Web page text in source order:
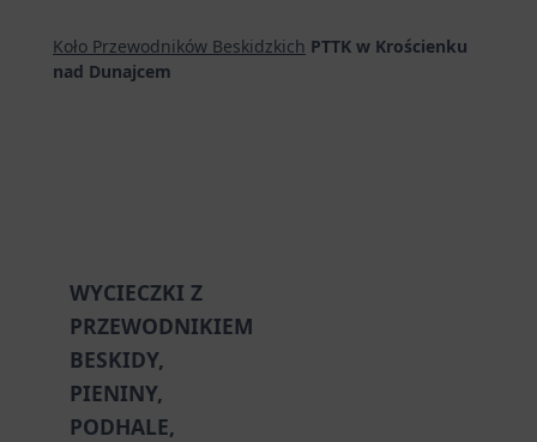
Koło Przewodników Beskidzkich PTTK w Krościenku
nad Dunajcem
WYCIECZKI Z
PRZEWODNIKIEM
BESKIDY,
PIENINY,
PODHALE,